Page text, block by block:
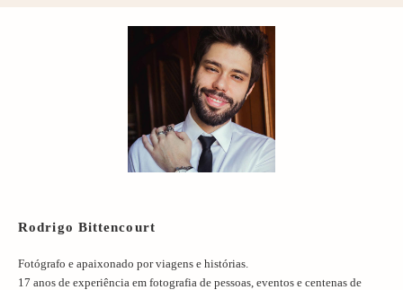
Rodrigo Bittencourt
Fotógrafo e apaixonado por viagens e histórias.
17 anos de experiência em fotografia de pessoas, eventos e centenas de